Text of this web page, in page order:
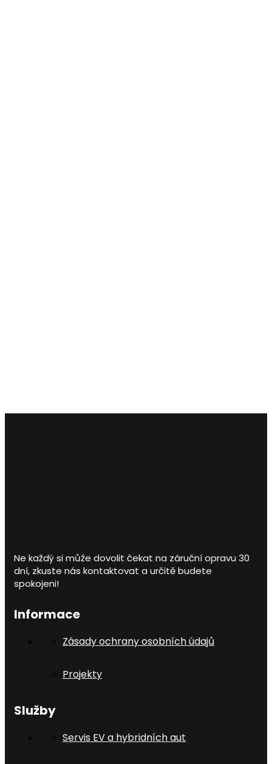
Ne každý si může dovolit čekat na záruční opravu 30
dní, zkuste nás kontaktovat a určitě budete
spokojeni!
Informace
Zásady ochrany osobních údajů
Projekty
Služby
Servis EV a hybridních aut